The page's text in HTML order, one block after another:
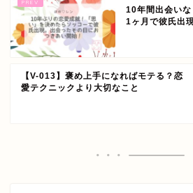
10年間出会い
1ヶ月で彼氏出
【V-013】褒め上手になればモテる？恋
愛テクニックより大切なこと